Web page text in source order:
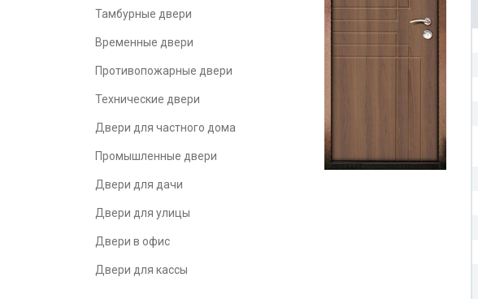
Тамбурные двери
Временные двери
Противопожарные двери
Технические двери
Двери для частного дома
Промышленные двери
Двери для дачи
Двери для улицы
Двери в офис
Двери для кассы